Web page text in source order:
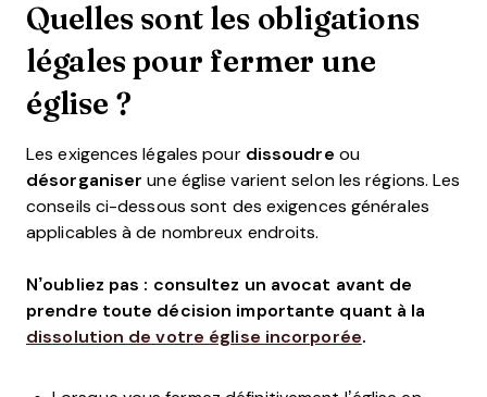
Quelles sont les obligations
légales pour fermer une
église ?
Les exigences légales pour dissoudre ou
désorganiser une église varient selon les régions. Les
conseils ci-dessous sont des exigences générales
applicables à de nombreux endroits.
N’oubliez pas : consultez un avocat avant de
prendre toute décision importante quant à la
dissolution de votre église incorporée.